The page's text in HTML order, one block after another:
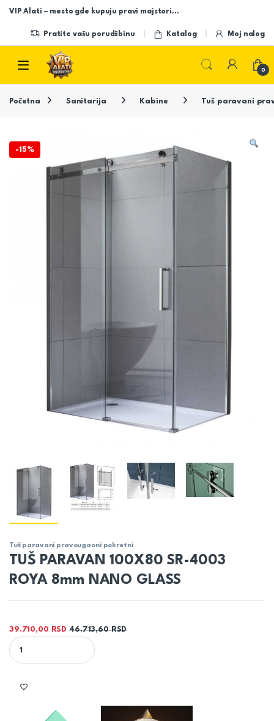
Skip to navigation
Skip to content
VIP Alati – mesto gde kupuju pravi majstori…
Pratite vašu porudžbinu Katalog Moj nalog
Open
0
Početna Sanitarija Kabine Tuš paravani
-15%
Tuš paravani pravougaoni pokretni
TUŠ PARAVAN 100X80 SR-4003
ROYA 8mm NANO GLASS
39.710,00 RSD 46.713,60RSD
TUŠ PARAVAN 100X80 SR-4003 ROYA 8mm NANO GLASS quantity